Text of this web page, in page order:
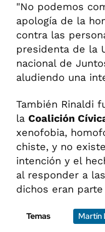
"No podemos
apología de la
contra las
presidenta de la
nacional de
aludiendo una
También Rinaldi
la Coalición
xenofobia,
chiste, y no
intención y el
al responder a
dichos eran
Temas Martín